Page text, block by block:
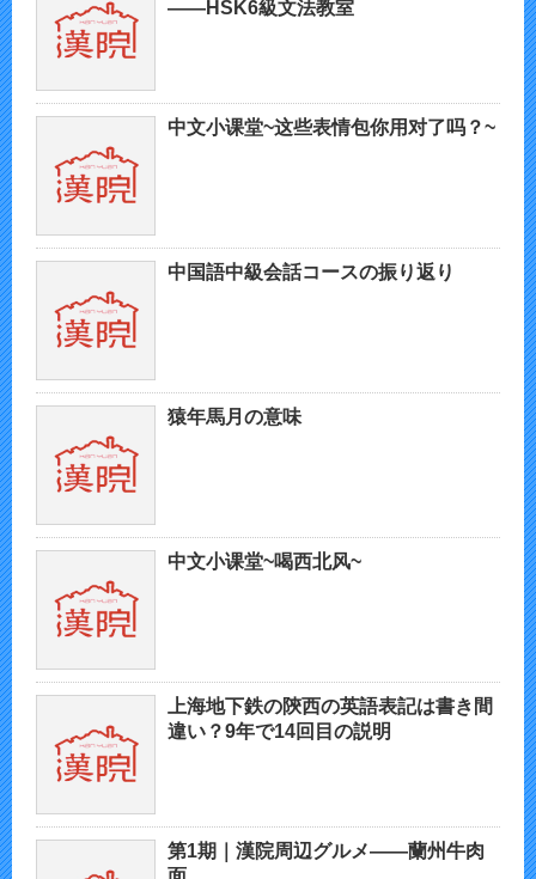
——HSK6級文法教室
中文小课堂~这些表情包你用对了吗？~
中国語中級会話コースの振り返り
猿年馬月の意味
中文小课堂~喝西北风~
上海地下鉄の陝西の英語表記は書き間
違い？9年で14回目の説明
第1期｜漢院周辺グルメ——蘭州牛肉